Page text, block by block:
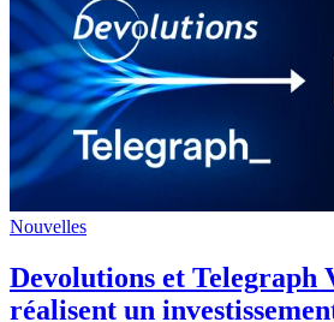
Nouvelles
Devolutions et Telegraph
réalisent un